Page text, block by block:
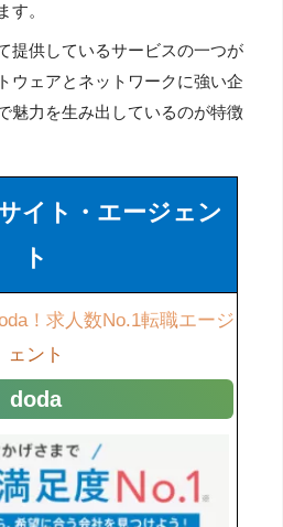
す。
提供しているサービスの一つが
ウェアとネットワークに強い企
魅力を生み出しているのが特徴
イト・エージェン
ト
！求人数No.1転職エージ
ェント
doda